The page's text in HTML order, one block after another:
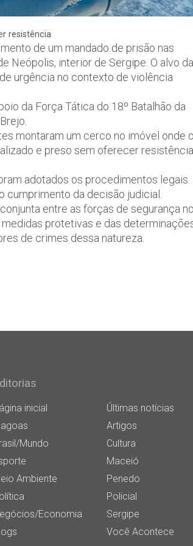
resistência
de um mandado de prisão nas
Neópolis, interior de Sergipe. O alvo da
urgência no contexto de violência
da Força Tática do 18º Batalhão da
montaram um cerco no imóvel onde o
e preso sem oferecer resistência
adotados os procedimentos legais.
cumprimento da decisão judicial.
entre as forças de segurança no
protetivas e das
de crimes dessa natureza.
inicial
Últimas notícias
Artigos
Mundo
Cultura
Maceió
Ambiente
Penedo
Policial
Economia
Sergipe
Você Acontece